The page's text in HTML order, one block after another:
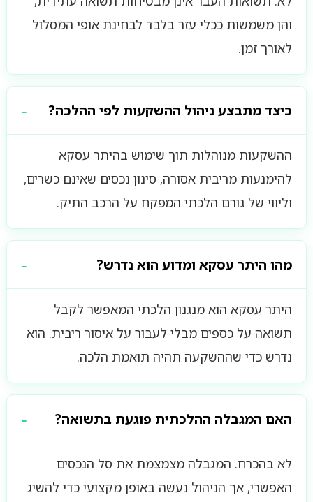
והן משמשות ככלי עזר בלבד לבחינת אופי המסלול
לאורך זמן.
כיצד מתבצע ניהול ההשקעות לפי ההלכה?
ההשקעות מנוהלות תוך שימוש בהיתר עסקא
להימנעות מריבית אסורה, סינון נכסים שאינם כשרים,
וליווי של גורם הלכתי המפקח על הרכב התיק.
מהו היתר עסקא ומדוע הוא נדרש?
היתר עסקא הוא מנגנון הלכתי המאפשר לקבל
תשואה על כספים מבלי לעבור על איסור ריבית. הוא
נדרש כדי שההשקעה תהיה תואמת הלכה.
האם המגבלה ההלכתית פוגעת בתשואה?
לא בהכרח. המגבלה מצמצמת את סל הנכסים
האפשרי, אך הניהול נעשה באופן מקצועי כדי להשיג